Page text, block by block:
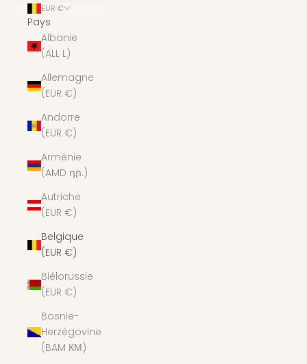
EUR €
Pays
Albanie
(ALL L)
Allemagne
(EUR €)
Andorre
(EUR €)
Arménie
(AMD դր.)
Autriche
(EUR €)
Belgique
(EUR €)
Biélorussie
(EUR €)
Bosnie-
Herzégovine
(BAM КМ)